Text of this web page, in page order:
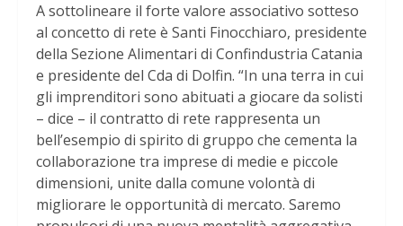
A sottolineare il forte valore associativo sotteso
al concetto di rete è Santi Finocchiaro, presidente
della Sezione Alimentari di Confindustria Catania
e presidente del Cda di Dolfin. “In una terra in cui
gli imprenditori sono abituati a giocare da solisti
– dice – il contratto di rete rappresenta un
bell’esempio di spirito di gruppo che cementa la
collaborazione tra imprese di medie e piccole
dimensioni, unite dalla comune volontà di
migliorare le opportunità di mercato. Saremo